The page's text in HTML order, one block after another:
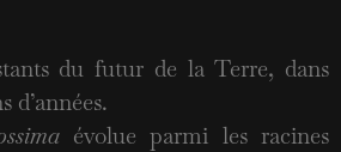
du futur de la Terre, dans
évolue parmi les racines